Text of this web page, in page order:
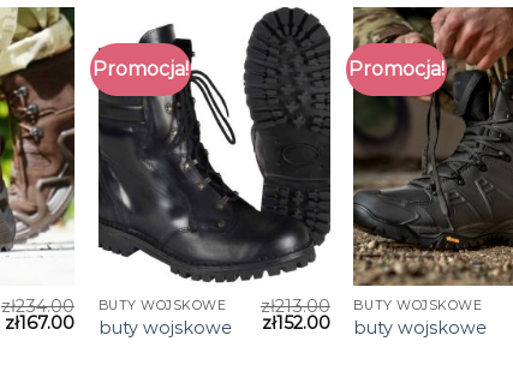
zł234.00
zł167.00
Promocja!
BUTY WOJSKOWE
buty wojskowe
zł213.00
zł152.00
Promocja!
BUTY WOJSKOWE
buty wojskowe